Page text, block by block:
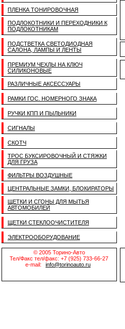
ПЛЕНКА ТОНИРОВОЧНАЯ
ПОДЛОКОТНИКИ И ПЕРЕХОДНИКИ К
ПОДЛОКОТНИКАМ
ПОДСТВЕТКА СВЕТОДИОДНАЯ
САЛОНА, ЛАМПЫ И ЛЕНТЫ
ПРЕМИУМ ЧЕХЛЫ НА КЛЮЧ
СИЛИКОНОВЫЕ
РАЗЛИЧНЫЕ АКСЕССУАРЫ
РАМКИ ГОС. НОМЕРНОГО ЗНАКА
РУЧКИ КПП И ПЫЛЬНИКИ
СИГНАЛЫ
СКОТЧ
ТРОС БУКСИРОВОЧНЫЙ И СТЯЖКИ
ДЛЯ ГРУЗА
ФИЛЬТРЫ ВОЗДУШНЫЕ
ЦЕНТРАЛЬНЫЕ ЗАМКИ, БЛОКИРАТОРЫ
ЩЕТКИ И СГОНЫ ДЛЯ МЫТЬЯ
АВТОМОБИЛЕЙ
ЩЕТКИ СТЕКЛООЧИСТИТЕЛЯ
ЭЛЕКТРООБОРУДОВАНИЕ
© 2005 Торино-Авто
Тел/Факс тел/факс: +7 (925) 733-66-27
e-mail:
info@torinoauto.ru